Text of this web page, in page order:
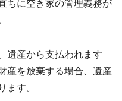
ちに空き家の管理義務が
遺産から支払われます
産を放棄する場合、遺産
ます。